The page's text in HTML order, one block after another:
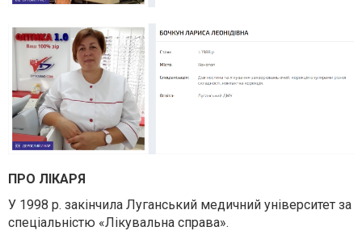
ПРО ЛІКАРЯ
У 1998 р. закінчила Луганський медичний університет за
спеціальністю «Лікувальна справа».